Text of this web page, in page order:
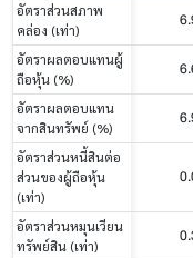
อัตราส่วนสภาพ
คล่อง (เท่า)
อัตราผลตอบแทนผู้
ถือหุ้น (%)
อัตราผลตอบแทน
จากสินทรัพย์ (%)
อัตราส่วนหนี้สินต่อ
ส่วนของผู้ถือหุ้น
(เท่า)
อัตราส่วนหมุนเวียน
ทรัพย์สิน (เท่า)